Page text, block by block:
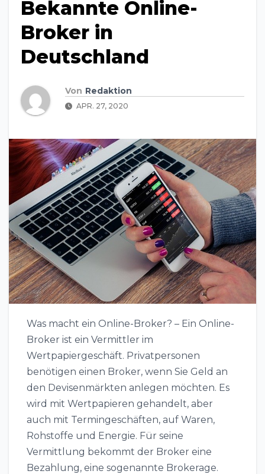
Bekannte Online-
Broker in
Deutschland
Von Redaktion
APR. 27, 2020
Was macht ein Online-Broker? – Ein Online-
Broker ist ein Vermittler im
Wertpapiergeschäft. Privatpersonen
benötigen einen Broker, wenn Sie Geld an
den Devisenmärkten anlegen möchten. Es
wird mit Wertpapieren gehandelt, aber
auch mit Termingeschäften, auf Waren,
Rohstoffe und Energie. Für seine
Vermittlung bekommt der Broker eine
Bezahlung, eine sogenannte Brokerage.